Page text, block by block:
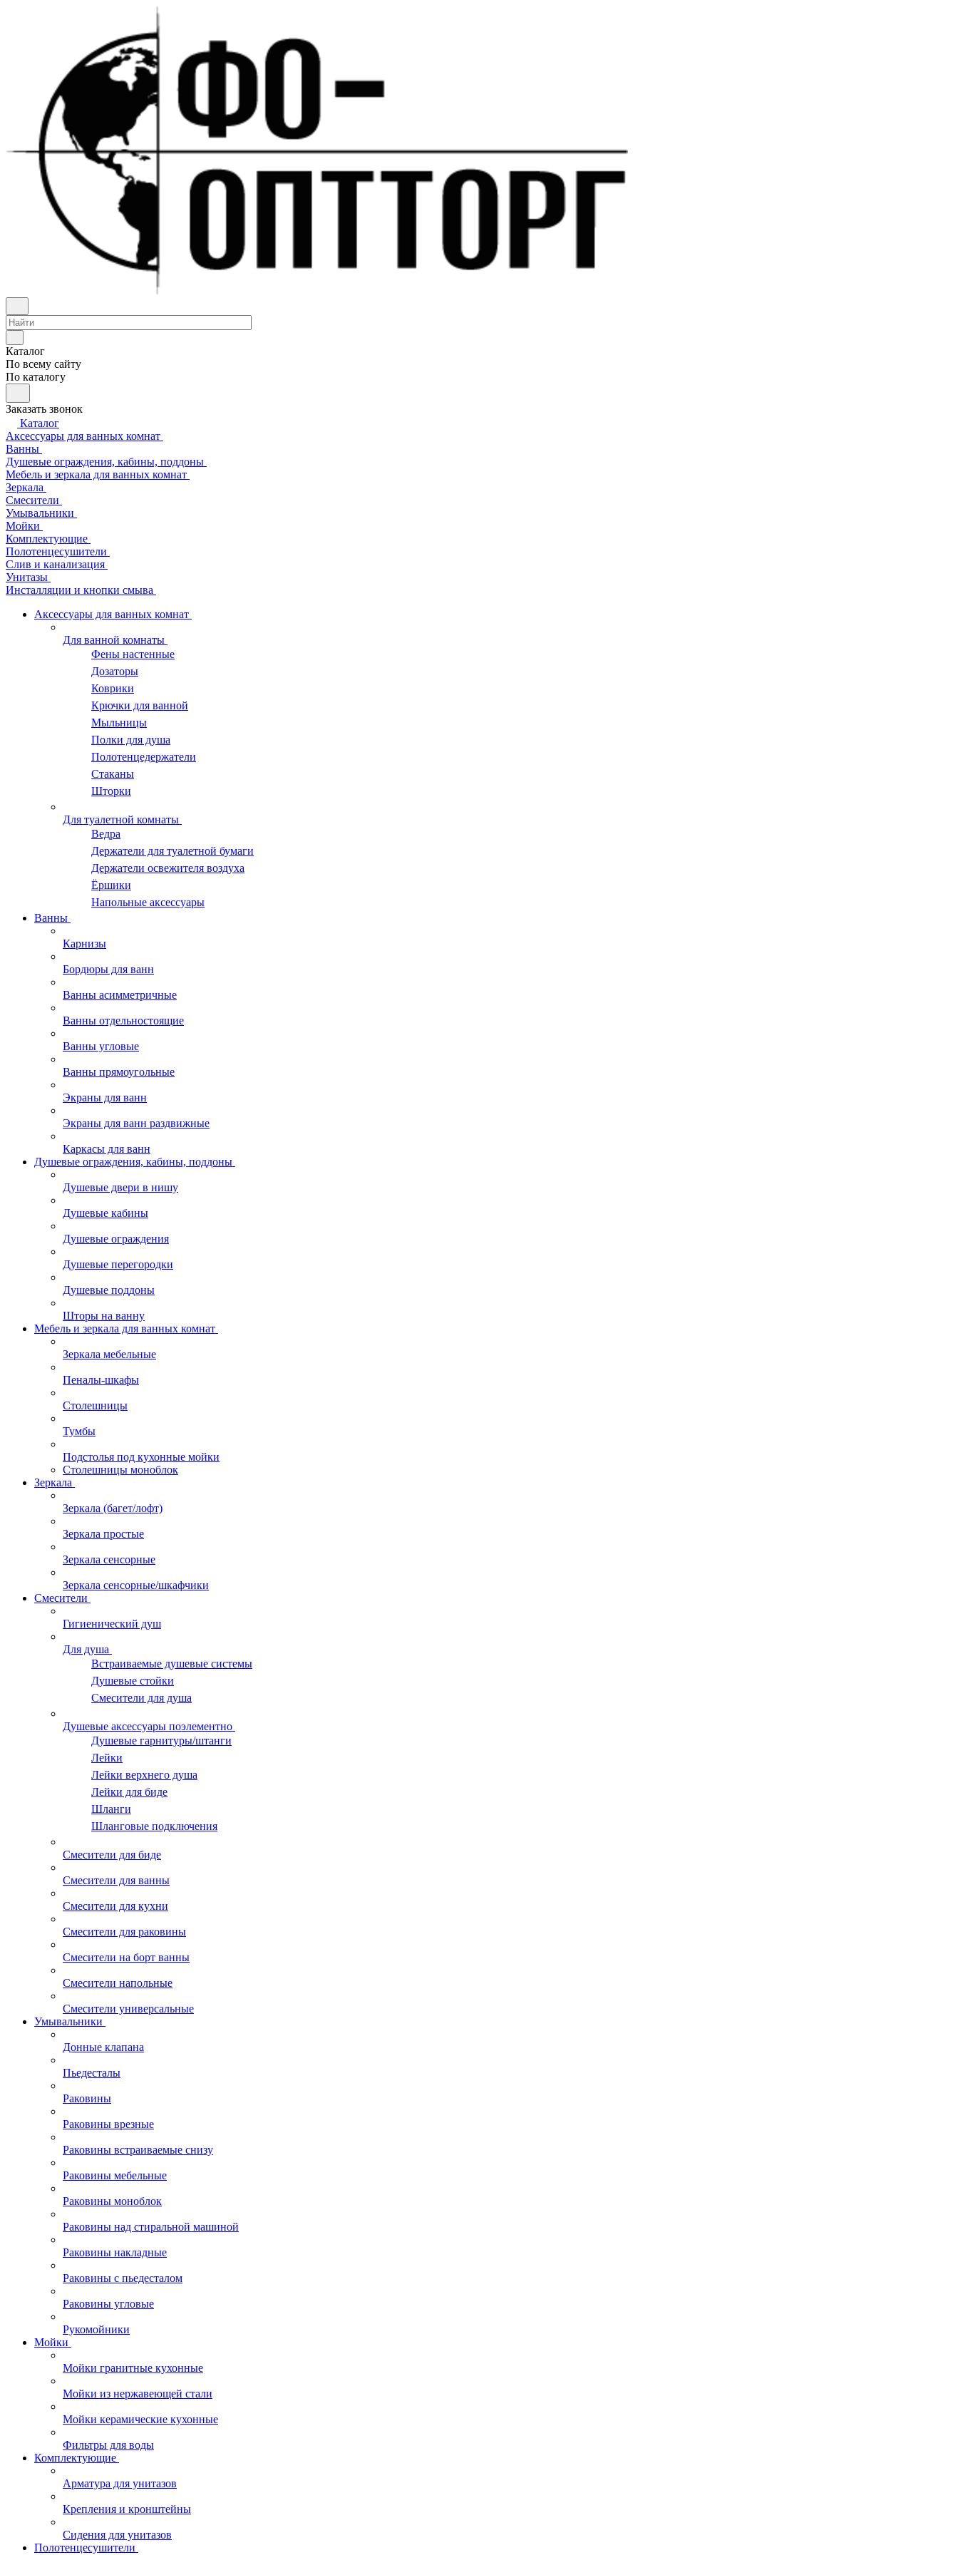
Каталог
По всему сайту
По каталогу
Заказать звонок
Каталог
Аксессуары для ванных комнат
Ванны
Душевые ограждения, кабины, поддоны
Мебель и зеркала для ванных комнат
Зеркала
Смесители
Умывальники
Мойки
Комплектующие
Полотенцесушители
Слив и канализация
Унитазы
Инсталляции и кнопки смыва
Аксессуары для ванных комнат
Для ванной комнаты
Фены настенные
Дозаторы
Коврики
Крючки для ванной
Мыльницы
Полки для душа
Полотенцедержатели
Стаканы
Шторки
Для туалетной комнаты
Ведра
Держатели для туалетной бумаги
Держатели освежителя воздуха
Ёршики
Напольные аксессуары
Ванны
Карнизы
Бордюры для ванн
Ванны асимметричные
Ванны отдельностоящие
Ванны угловые
Ванны прямоугольные
Экраны для ванн
Экраны для ванн раздвижные
Каркасы для ванн
Душевые ограждения, кабины, поддоны
Душевые двери в нишу
Душевые кабины
Душевые ограждения
Душевые перегородки
Душевые поддоны
Шторы на ванну
Мебель и зеркала для ванных комнат
Зеркала мебельные
Пеналы-шкафы
Столешницы
Тумбы
Подстолья под кухонные мойки
Столешницы моноблок
Зеркала
Зеркала (багет/лофт)
Зеркала простые
Зеркала сенсорные
Зеркала сенсорные/шкафчики
Смесители
Гигиенический душ
Для душа
Встраиваемые душевые системы
Душевые стойки
Смесители для душа
Душевые аксессуары поэлементно
Душевые гарнитуры/штанги
Лейки
Лейки верхнего душа
Лейки для биде
Шланги
Шланговые подключения
Смесители для биде
Смесители для ванны
Смесители для кухни
Смесители для раковины
Смесители на борт ванны
Смесители напольные
Смесители универсальные
Умывальники
Донные клапана
Пьедесталы
Раковины
Раковины врезные
Раковины встраиваемые снизу
Раковины мебельные
Раковины моноблок
Раковины над стиральной машиной
Раковины накладные
Раковины с пьедесталом
Раковины угловые
Рукомойники
Мойки
Мойки гранитные кухонные
Мойки из нержавеющей стали
Мойки керамические кухонные
Фильтры для воды
Комплектующие
Арматура для унитазов
Крепления и кронштейны
Сидения для унитазов
Полотенцесушители